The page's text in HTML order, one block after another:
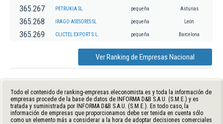
365.267 PETRUKIA SL. pequeña Asturias
365.268 IRAGO ASESORES SL pequeña León
365.269 CLICTEL EXPORT S.L. pequeña Barcelona
Ver Ranking de Empresas Nacional
Todo el contenido de ranking-empresas.eleconomista.es y toda la información de
empresas procede de la base de datos de INFORMA D&B S.A.U. (S.M.E.) y es
tratada y suministrada por INFORMA D&B S.A.U. (S.M.E.). En todo caso, la
información de empresas que proporcionamos debe ser tenida en cuenta sólo
como un elemento más a considerar a la hora de adoptar decisiones comerciales